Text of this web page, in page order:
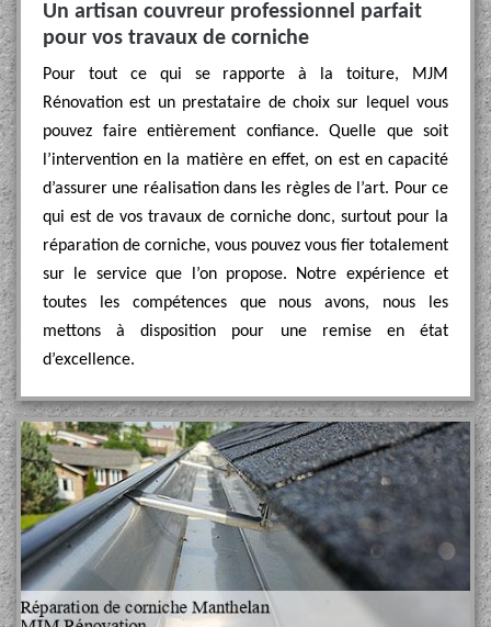
Un artisan couvreur professionnel parfait
pour vos travaux de corniche
Pour tout ce qui se rapporte à la toiture, MJM
Rénovation est un prestataire de choix sur lequel vous
pouvez faire entièrement confiance. Quelle que soit
l’intervention en la matière en effet, on est en capacité
d’assurer une réalisation dans les règles de l’art. Pour ce
qui est de vos travaux de corniche donc, surtout pour la
réparation de corniche, vous pouvez vous fier totalement
sur le service que l’on propose. Notre expérience et
toutes les compétences que nous avons, nous les
mettons à disposition pour une remise en état
d’excellence.